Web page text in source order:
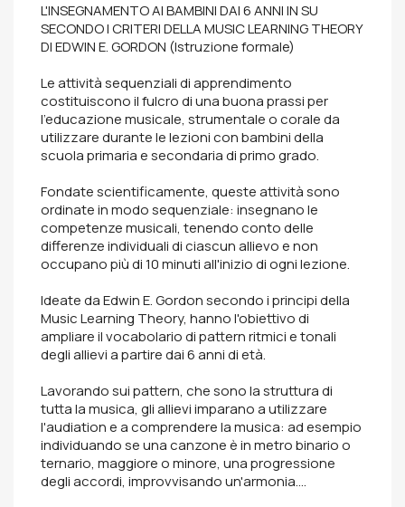
L'INSEGNAMENTO AI BAMBINI DAI 6 ANNI IN SU
SECONDO I CRITERI DELLA MUSIC LEARNING THEORY
DI EDWIN E. GORDON (Istruzione formale)
Le attività sequenziali di apprendimento
costituiscono il fulcro di una buona prassi per
l'educazione musicale, strumentale o corale da
utilizzare durante le lezioni con bambini della
scuola primaria e secondaria di primo grado.
Fondate scientificamente, queste attività sono
ordinate in modo sequenziale: insegnano le
competenze musicali, tenendo conto delle
differenze individuali di ciascun allievo e non
occupano più di 10 minuti all'inizio di ogni lezione.
Ideate da Edwin E. Gordon secondo i principi della
Music Learning Theory, hanno l'obiettivo di
ampliare il vocabolario di pattern ritmici e tonali
degli allievi a partire dai 6 anni di età.
Lavorando sui pattern, che sono la struttura di
tutta la musica, gli allievi imparano a utilizzare
l'audiation e a comprendere la musica: ad esempio
individuando se una canzone è in metro binario o
ternario, maggiore o minore, una progressione
degli accordi, improvvisando un'armonia….